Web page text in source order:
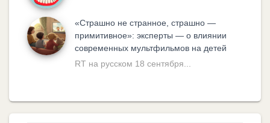
«Cтрашно не странное, страшно —
примитивное»: эксперты — о влиянии
современных мультфильмов на детей
RT на русском 18 сентября...